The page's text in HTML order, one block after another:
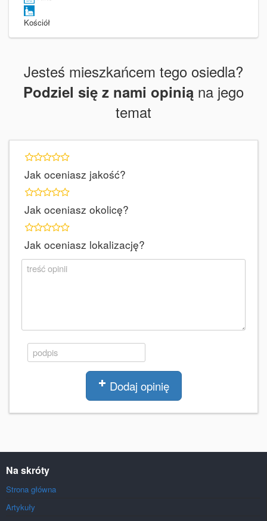
Kościół
Jesteś mieszkańcem tego osiedla?
Podziel się z nami opinią na jego
temat
Jak oceniasz jakość?
Jak oceniasz okolicę?
Jak oceniasz lokalizację?
Dodaj opinię
Na skróty
Strona główna
Artykuły